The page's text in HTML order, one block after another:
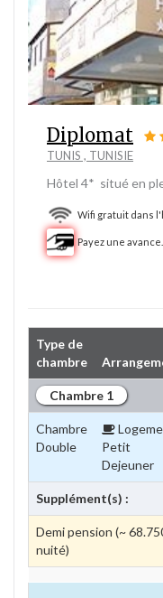
Diplomat
TUNIS , TUNISIE
Hôtel 4* situé en
Wifi gratuit dans
Payez une
Type de
chambre
Chambre 1
Chambre
Double
Petit
Dejeuner
Supplément(s) :
Demi pension (~
nuité)